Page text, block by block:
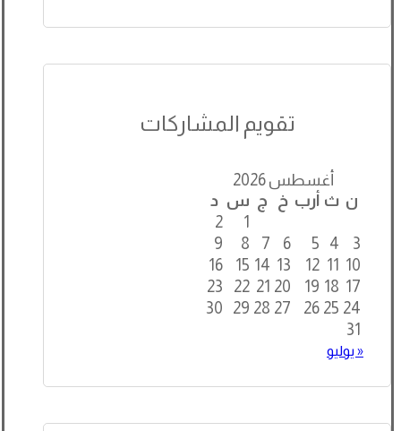
تقويم المشاركات
أغسطس 2026
ن ث أرب خ ج س د
1
2
3
4
5
6
7
8
9
10
11
12
13
14
15
16
17
18
19
20
21
22
23
24
25
26
27
28
29
30
31
« يوليو